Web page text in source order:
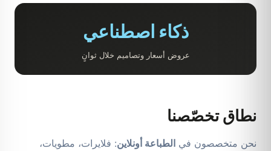
ذكاء اصطناعي
عروض أسعار وتصاميم خلال ثوانٍ
نطاق تخصّصنا
نحن متخصصون في الطباعة أونلاين: فلايرات، مطويات،